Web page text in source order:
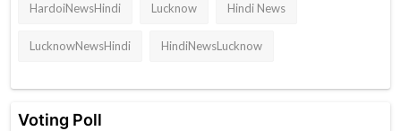
HardoiNewsHindi Lucknow Hindi News
LucknowNewsHindi HindiNewsLucknow
Voting Poll